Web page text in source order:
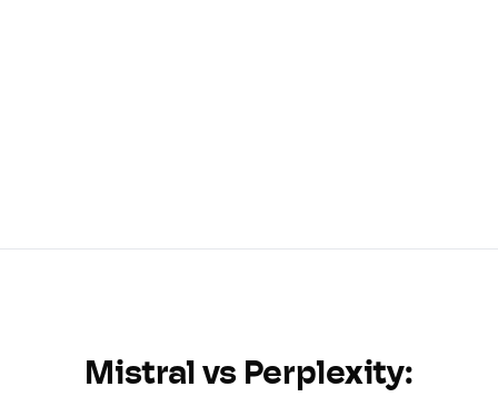
Mistral vs Perplexity: